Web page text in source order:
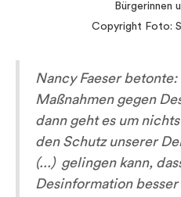
Bürgerinnen
Copyright Foto:
Nancy Faeser betonte:
Maßnahmen gegen
dann geht es um
den Schutz unserer
(...) gelingen kann,
Desinformation